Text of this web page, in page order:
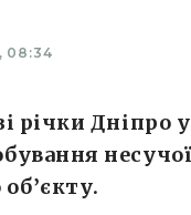
08:34
річки Дніпро